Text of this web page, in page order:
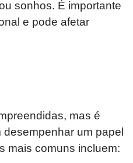
sonhos. É importante
e pode afetar
mas é
um papel
mais comuns incluem: